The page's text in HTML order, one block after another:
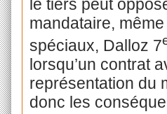
le tiers peut
mandataire,
spéciaux, Dalloz 7
lorsqu’un contrat
représentation du
donc les